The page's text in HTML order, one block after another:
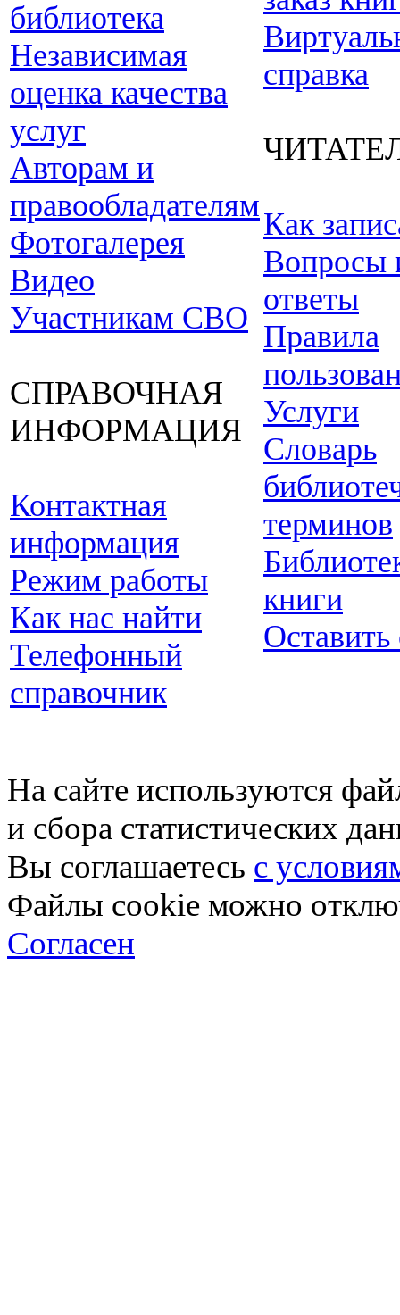
библиотека
Независимая
оценка качества
услуг
Авторам и
правообладателям
Фотогалерея
Видео
Участникам СВО
СПРАВОЧНАЯ
ИНФОРМАЦИЯ
Контактная
информация
Режим работы
Как нас найти
Телефонный
справочник
справка
Как
Вопросы
ответы
Правила
Услуги
Словарь
терминов
книги
Оставить
На сайте используются
и сбора статистических
Вы соглашаетесь с
Файлы cookie можно
Согласен